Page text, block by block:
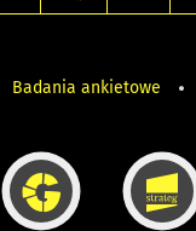
Badania ankietowe